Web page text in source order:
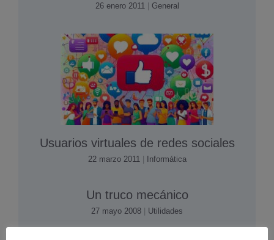
26 enero 2011 General
Usuarios virtuales de redes sociales
22 marzo 2011 Informática
Un truco mecánico
27 mayo 2008 Utilidades